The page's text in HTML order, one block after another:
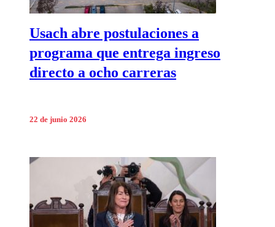
Usach abre postulaciones a
programa que entrega ingreso
directo a ocho carreras
22 de junio 2026